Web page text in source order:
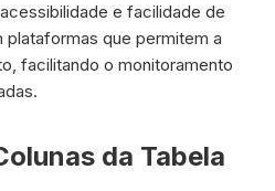
e facilidade de
que permitem a
facilitando o monitoramento
da Tabela